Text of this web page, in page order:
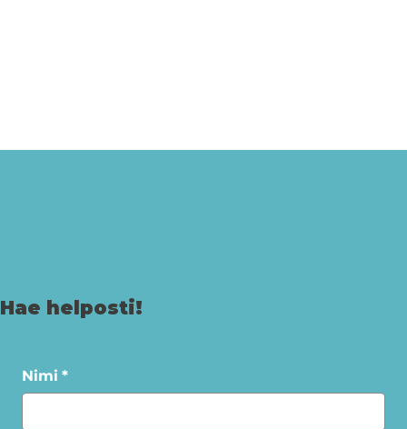
Hae helposti!
Nimi *